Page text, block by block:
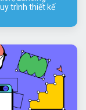
trình thiết kế